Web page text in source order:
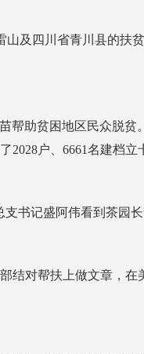
及四川省青川县的扶贫
助贫困地区民众脱贫
户、6661名建档立
记盛阿伟看到茶园长
对帮扶上做文章，在